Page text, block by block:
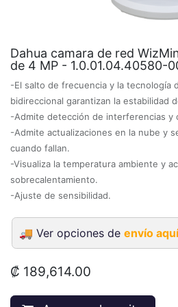
Dahua camara de red
de 4 MP - 1.0.01.04.40580-
-El salto de frecuencia y la tecnología
bidireccional garantizan la estabilidad
-Admite detección de interferencias y
-Admite actualizaciones en la nube y
cuando fallan.
-Visualiza la temperatura ambiente y
sobrecalentamiento.
-Ajuste de sensibilidad.
🚚 Ver opciones de envío aquí
₡ 189,614.00